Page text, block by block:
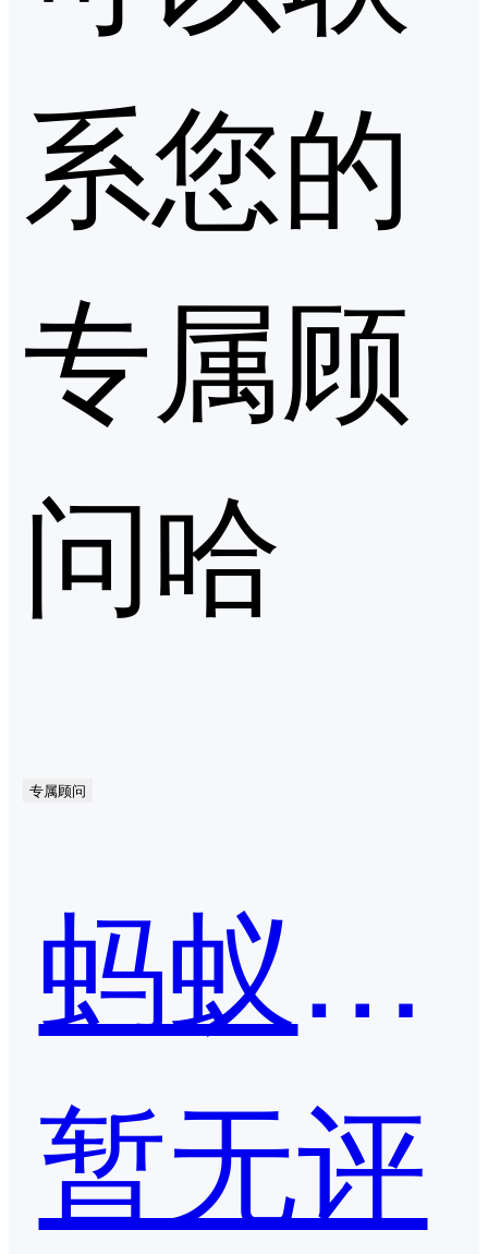
系您的
专属顾
问哈
专属顾问
蚂蚁链 BaaS 平台
暂无评